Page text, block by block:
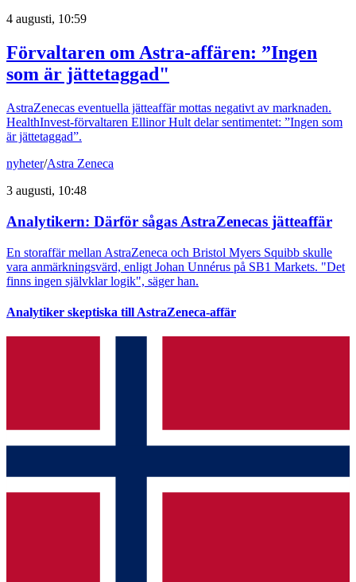
4 augusti, 10:59
Förvaltaren om Astra-affären: ”Ingen
som är jättetaggad"
AstraZenecas eventuella jätteaffär mottas negativt av marknaden.
HealthInvest-förvaltaren Ellinor Hult delar sentimentet: ”Ingen som
är jättetaggad”.
nyheter/Astra Zeneca
3 augusti, 10:48
Analytikern: Därför sågas AstraZenecas jätteaffär
En storaffär mellan AstraZeneca och Bristol Myers Squibb skulle
vara anmärkningsvärd, enligt Johan Unnérus på SB1 Markets. "Det
finns ingen självklar logik", säger han.
Analytiker skeptiska till AstraZeneca-affär